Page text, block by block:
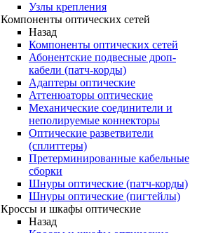
Узлы крепления
Компоненты оптических сетей
Назад
Компоненты оптических сетей
Абонентские подвесные дроп-
кабели (патч-корды)
Адаптеры оптические
Аттенюаторы оптические
Механические соединители и
неполируемые коннекторы
Оптические разветвители
(сплиттеры)
Претерминированные кабельные
сборки
Шнуры оптические (патч-корды)
Шнуры оптические (пигтейлы)
Кроссы и шкафы оптические
Назад